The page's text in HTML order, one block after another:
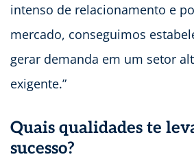
intenso de relacionamento e
mercado, conseguimos
gerar demanda em um setor
exigente.”
Quais qualidades te
sucesso?